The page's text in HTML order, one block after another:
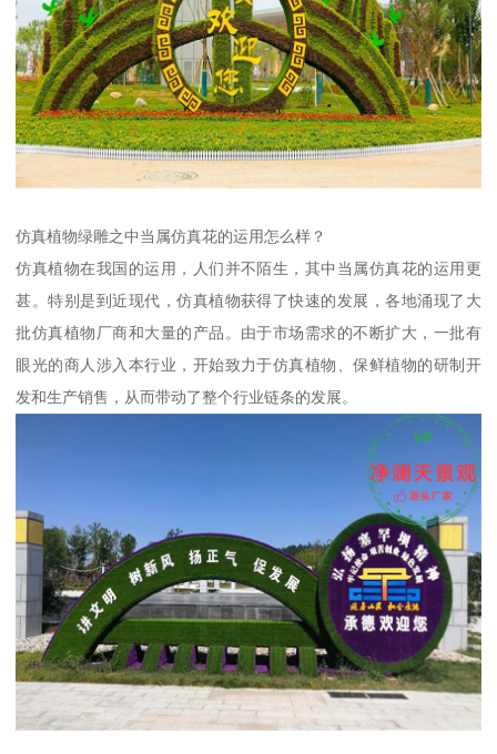
仿真植物绿雕之中当属仿真花的运用怎么样？
仿真植物在我国的运用，人们并不陌生，其中当属仿真花的运用更
甚。特别是到近现代，仿真植物获得了快速的发展，各地涌现了大
批仿真植物厂商和大量的产品。由于市场需求的不断扩大，一批有
眼光的商人涉入本行业，开始致力于仿真植物、保鲜植物的研制开
发和生产销售，从而带动了整个行业链条的发展。